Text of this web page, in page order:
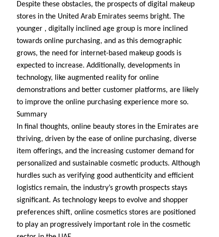
Despite these obstacles, the prospects of digital makeup
stores in the United Arab Emirates seems bright. The
younger , digitally inclined age group is more inclined
towards online purchasing, and as this demographic
grows, the need for internet-based makeup goods is
expected to increase. Additionally, developments in
technology, like augmented reality for online
demonstrations and better customer platforms, are likely
to improve the online purchasing experience more so.
Summary
In final thoughts, online beauty stores in the Emirates are
thriving, driven by the ease of online purchasing, diverse
item offerings, and the increasing customer demand for
personalized and sustainable cosmetic products. Although
hurdles such as verifying good authenticity and efficient
logistics remain, the industry’s growth prospects stays
significant. As technology keeps to evolve and shopper
preferences shift, online cosmetics stores are positioned
to play an progressively important role in the cosmetic